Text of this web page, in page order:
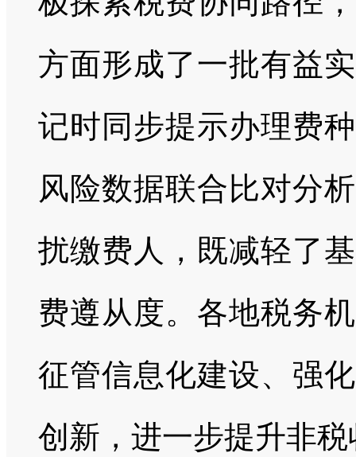
方面形成了一批有益
记时同步提示办理费
风险数据联合比对分
扰缴费人，既减轻了
费遵从度。各地税务
征管信息化建设、强
创新，进一步提升非